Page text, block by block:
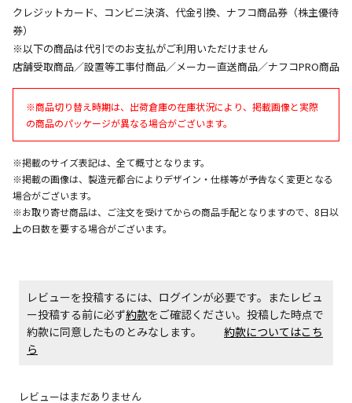
決定となります。
お見積商品です。金額・施工日はお打ち合わせの上、
決定となります。
エアコンの取付工事が必要な商品です。別途費用が発
商品購入個数ごとに送料がかかる商品です
クレジットカード、コンビニ決済、代金引換、ナフコ商品券（株主優待
券）
※以下の商品は代引でのお支払がご利用いただけません
店舗受取商品／設置等工事付商品／メーカー直送商品／ナフコPRO商品
※商品切り替え時期は、出荷倉庫の在庫状況により、掲載画像と実際
の商品のパッケージが異なる場合がございます。
※掲載のサイズ表記は、全て概寸となります。
※掲載の画像は、製造元都合によりデザイン・仕様等が予告なく変更となる
場合がございます。
※お取り寄せ商品は、ご注文を受けてからの商品手配となりますので、8日以
上の日数を要する場合がございます。
レビューを投稿するには、ログインが必要です。またレビュ
ー投稿する前に必ず約款をご確認ください。投稿した時点で
約款に同意したものとみなします。 約款についてはこち
ら
レビューはまだありません